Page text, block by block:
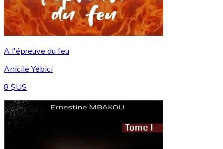
A l'épreuve du feu
Anicile Yébici
8 $US